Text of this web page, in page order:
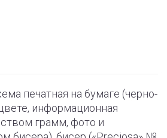
печатная на бумаге (черно-
информационная
грамм, фото и